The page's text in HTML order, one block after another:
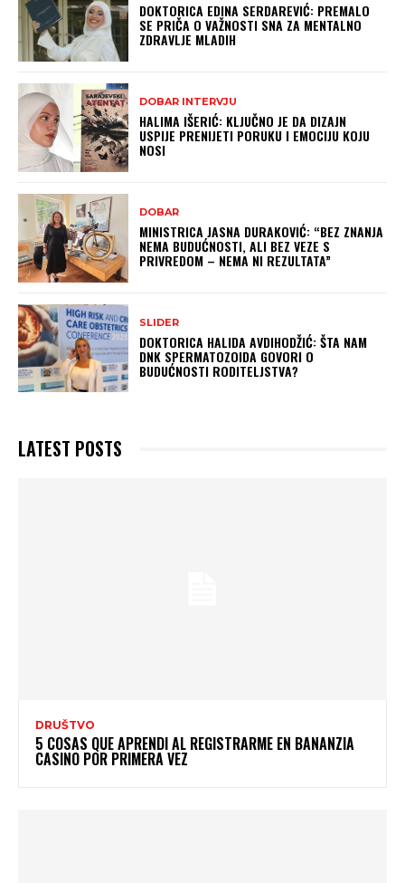
DOKTORICA EDINA SERDAREVIĆ: PREMALO
SE PRIČA O VAŽNOSTI SNA ZA MENTALNO
ZDRAVLJE MLADIH
DOBAR INTERVJU
HALIMA IŠERIĆ: KLJUČNO JE DA DIZAJN
USPIJE PRENIJETI PORUKU I EMOCIJU KOJU
NOSI
DOBAR
MINISTRICA JASNA DURAKOVIĆ: “BEZ ZNANJA
NEMA BUDUĆNOSTI, ALI BEZ VEZE S
PRIVREDOM – NEMA NI REZULTATA”
SLIDER
DOKTORICA HALIDA AVDIHODŽIĆ: ŠTA NAM
DNK SPERMATOZOIDA GOVORI O
BUDUĆNOSTI RODITELJSTVA?
LATEST POSTS
DRUŠTVO
5 COSAS QUE APRENDI AL REGISTRARME EN BANANZIA
CASINO POR PRIMERA VEZ